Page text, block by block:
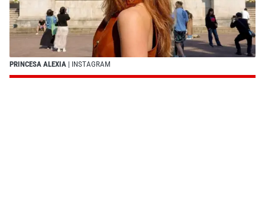
PRINCESA ALEXIA | INSTAGRAM